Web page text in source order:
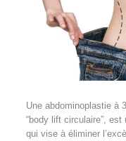
Une abdominoplastie à
“body lift circulaire”,
qui vise à éliminer